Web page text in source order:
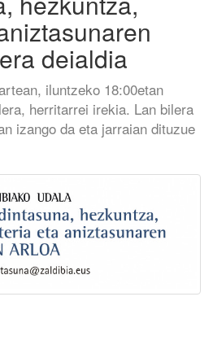
deialdia
iluntzeko 18:00etan
herritarrei irekia. Lan bilera
izango da eta jarraian dituzue